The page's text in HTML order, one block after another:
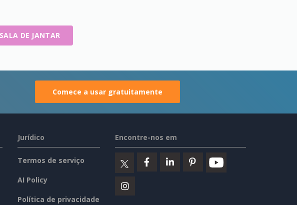
DE JANTAR
Comece a usar gratuitamente
Jurídico
Termos de serviço
AI Policy
Política de privacidade
Encontre-nos em